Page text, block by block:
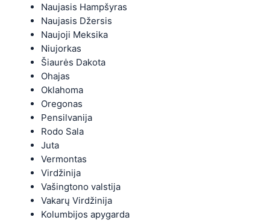
Naujasis Hampšyras
Naujasis Džersis
Naujoji Meksika
Niujorkas
Šiaurės Dakota
Ohajas
Oklahoma
Oregonas
Pensilvanija
Rodo Sala
Juta
Vermontas
Virdžinija
Vašingtono valstija
Vakarų Virdžinija
Kolumbijos apygarda